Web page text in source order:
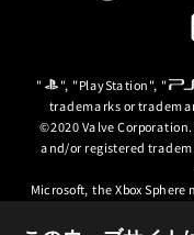
" ", "PlayStation", "
trademarks or
©2020 Valve
and/or registered
Microsoft, the Xbox Sphere
trademarks of